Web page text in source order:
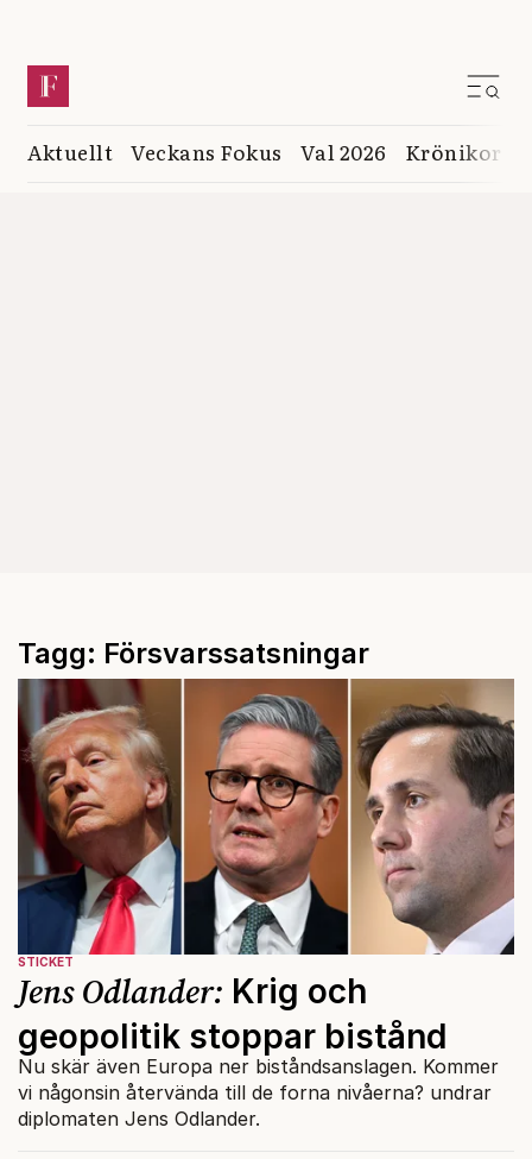
Aktuellt Veckans Fokus Val 2026 Krönikor
Tagg: Försvarssatsningar
STICKET
Jens Odlander: Krig och
geopolitik stoppar bistånd
Nu skär även Europa ner biståndsanslagen. Kommer
vi någonsin återvända till de forna nivåerna? undrar
diplomaten Jens Odlander.